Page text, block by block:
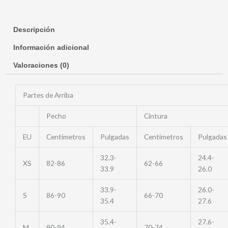
Descripción
Información adicional
Valoraciones (0)
Partes de Arriba
Pecho Cintura
EU Centímetros Pulgadas Centímetros Pulgadas
XS 82-86
32.3-
33.9
62-66
24.4-
26.0
S 86-90
33.9-
35.4
66-70
26.0-
27.6
35.4-
27.6-